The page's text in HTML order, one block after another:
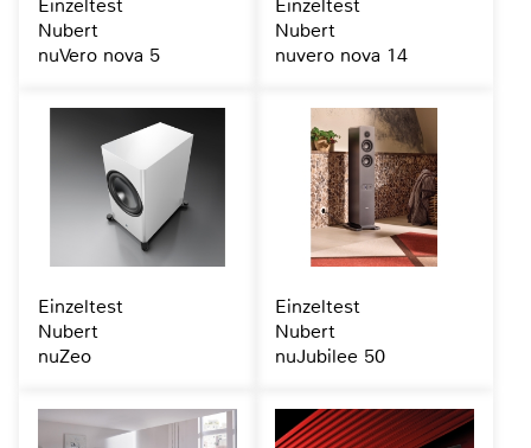
Einzeltest
Nubert
nuVero nova 5
Einzeltest
Nubert
nuvero nova 14
Einzeltest
Nubert
nuZeo
Einzeltest
Nubert
nuJubilee 50